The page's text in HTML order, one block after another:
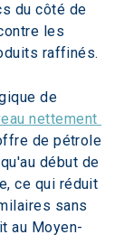
du côté de
les
raffinés.
de
nettement
de pétrole
début de
ce qui réduit
sans
au Moyen-